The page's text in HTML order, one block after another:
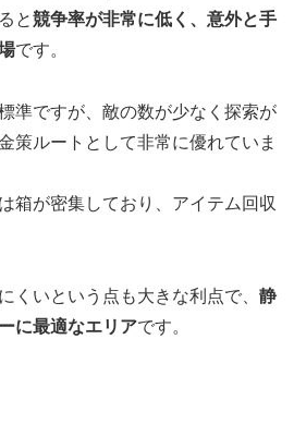
と競争率が非常に低く、意外と手
です。
準ですが、敵の数が少なく探索が
策ルートとして非常に優れていま
箱が密集しており、アイテム回収
くいという点も大きな利点で、 静
に最適なエリアです。